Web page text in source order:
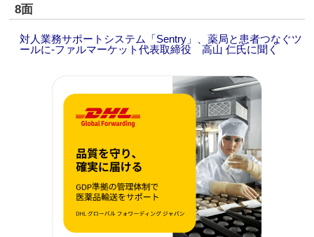
8面
対人業務サポートシステム「Sentry」、薬局と患者つなぐツ
ールに‐ファルマーケット代表取締役 高山 仁氏に聞く